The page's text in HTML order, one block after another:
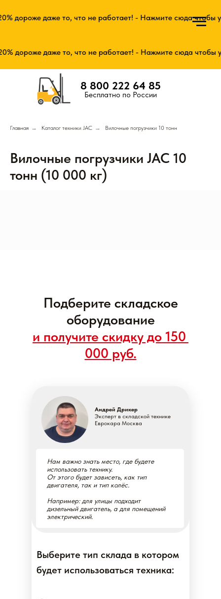
даже то, что не работает! - Нажмите сюда чтобы узнать
даже то, что не работает! - Нажмите сюда чтобы узнать
8 800 222 64 85
Бесплатно по России
Главная → Каталог техники JAC → Вилочные погрузчики 10 тонн
Вилочные погрузчики JAC 10
тонн (10 000 кг)
Подберите складское
оборудование
и получите скидку до 150
000 руб.
Выберите тип склада в котором
будет использоваться техника:
Андрей Дрикер
Эксперт в складской технике
Еврокара Москва
Нам важно знать место, где будете
использовать технику.
От этого будет зависеть, как тип
двигателя, так и тип колёс.
Например: для улицы подходит
дизельный двигатель, а для помещений
электрический.